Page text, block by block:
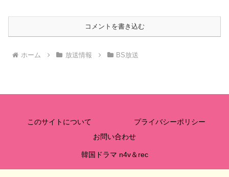
コメントを書き込む
ホーム 放送情報 BS放送
このサイトについて
プライバシーポリシー
お問い合わせ
韓国ドラマ n4v＆rec